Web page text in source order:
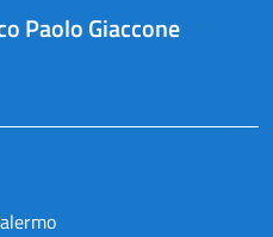
Paolo Giaccone